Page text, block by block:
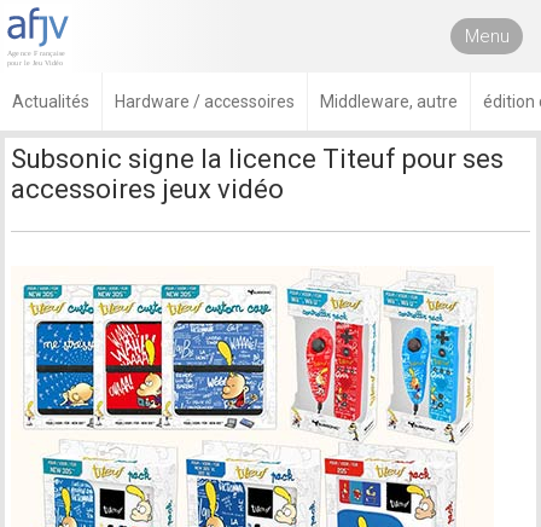
Menu
Actualités Hardware / accessoires Middleware, autre édition
Subsonic signe la licence Titeuf pour ses
accessoires jeux vidéo